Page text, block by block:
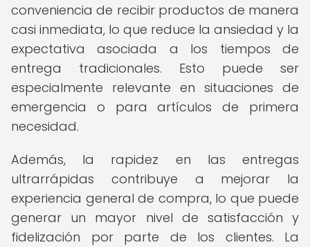
conveniencia de recibir productos de manera
casi inmediata, lo que reduce la ansiedad y la
expectativa asociada a los tiempos de
entrega tradicionales. Esto puede ser
especialmente relevante en situaciones de
emergencia o para artículos de primera
necesidad.
Además, la rapidez en las entregas
ultrarrápidas contribuye a mejorar la
experiencia general de compra, lo que puede
generar un mayor nivel de satisfacción y
fidelización por parte de los clientes. La